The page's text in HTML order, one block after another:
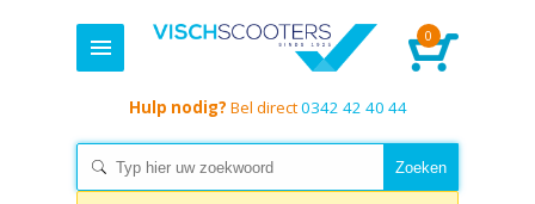
0
Hulp nodig? Bel direct0342 42 40 44